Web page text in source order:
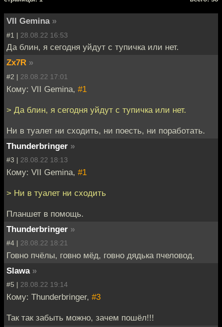
VII Gemina »
#1 | 28.08.22 16:53
Да блин, я сегодня уйдут с тупичка или нет.
Zx7R »
#2 | 28.08.22 17:01
Кому: VII Gemina, #1
> Да блин, я сегодня уйдут с тупичка или нет.
Ни в туалет ни сходить, ни поесть, ни поработать.
Thunderbringer »
#3 | 28.08.22 18:13
Кому: VII Gemina, #1
> Ни в туалет ни сходить
Планшет в помощь.
Thunderbringer »
#4 | 28.08.22 18:21
Говно пчёлы, говно мёд, говно дядька пчеловод.
Slawa »
#5 | 28.08.22 19:14
Кому: Thunderbringer, #3
Так так забыть можно, зачем пошёл!!!